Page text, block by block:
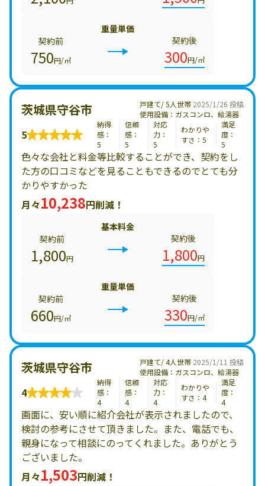
重量単価
契約前
750円/㎥
契約後
300円/㎥
2025/1/26 投稿
茨城県守谷市
戸建て/ 5人世帯
使用設備：ガスコンロ、給湯器
5
納得
感：
5
信頼
感：
5
対応
力：
5
わかりや
すさ：5
満足
度：
5
色々な会社と料金等比較することができ、契約をし
た方の口コミなどを見ることもできるのでとても分
かりやすかった
月々10,238円削減！
基本料金
契約前
1,800円
契約後
1,800円
重量単価
契約前
660円/㎥
契約後
330円/㎥
2025/1/11 投稿
茨城県守谷市
戸建て/ 4人世帯
使用設備：ガスコンロ、給湯器
4
納得
感：
4
信頼
感：
4
対応
力：
4
わかりや
すさ：4
満足
度：
4
画面に、安い順に紹介会社が表示されましたので、
検討の参考にさせて頂きました。また、電話でも、
親身になって相談にのってくれました。ありがとう
ございました。
月々1,503円削減！